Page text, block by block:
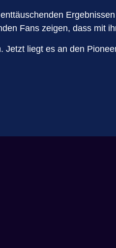
Fans zeigen, dass mit
liegt es an den